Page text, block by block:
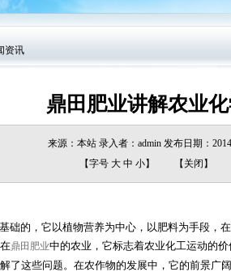
资讯
鼎田肥业讲解农业
来源：本站 录入者：admin 发布日期：
【字号 大 中 小】 【 关闭 】
础的，它以植物营养为中心，以肥料为手段，
鼎田肥业中的农业，它标志着农业化工运动的
了这些问题。在农作物的发展中，它的前景广